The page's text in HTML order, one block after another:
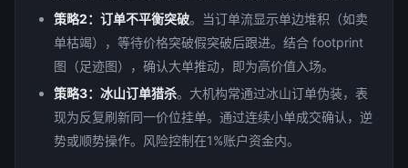
策略2：订单不平衡突破。当订单流显示单边堆积（如卖
单枯竭），等待价格突破假突破后跟进。结合 footprint
图（足迹图），确认大单推动，即为高价值入场。
策略3：冰山订单猎杀。大机构常通过冰山订单伪装，表
现为反复刷新同一价位挂单。通过连续小单成交确认，逆
势或顺势操作。风险控制在1%账户资金内。